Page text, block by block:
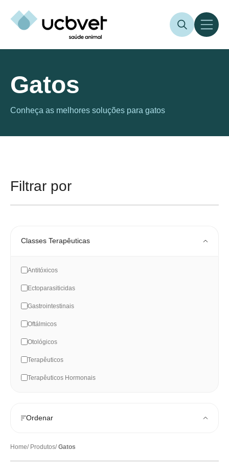
Gatos
Conheça as melhores soluções para gatos
Filtrar por
Classes Terapêuticas
Antitóxicos
Ectoparasiticidas
Gastrointestinais
Oftálmicos
Otológicos
Terapêuticos
Terapêuticos Hormonais
Home Produtos Gatos
Ordenar